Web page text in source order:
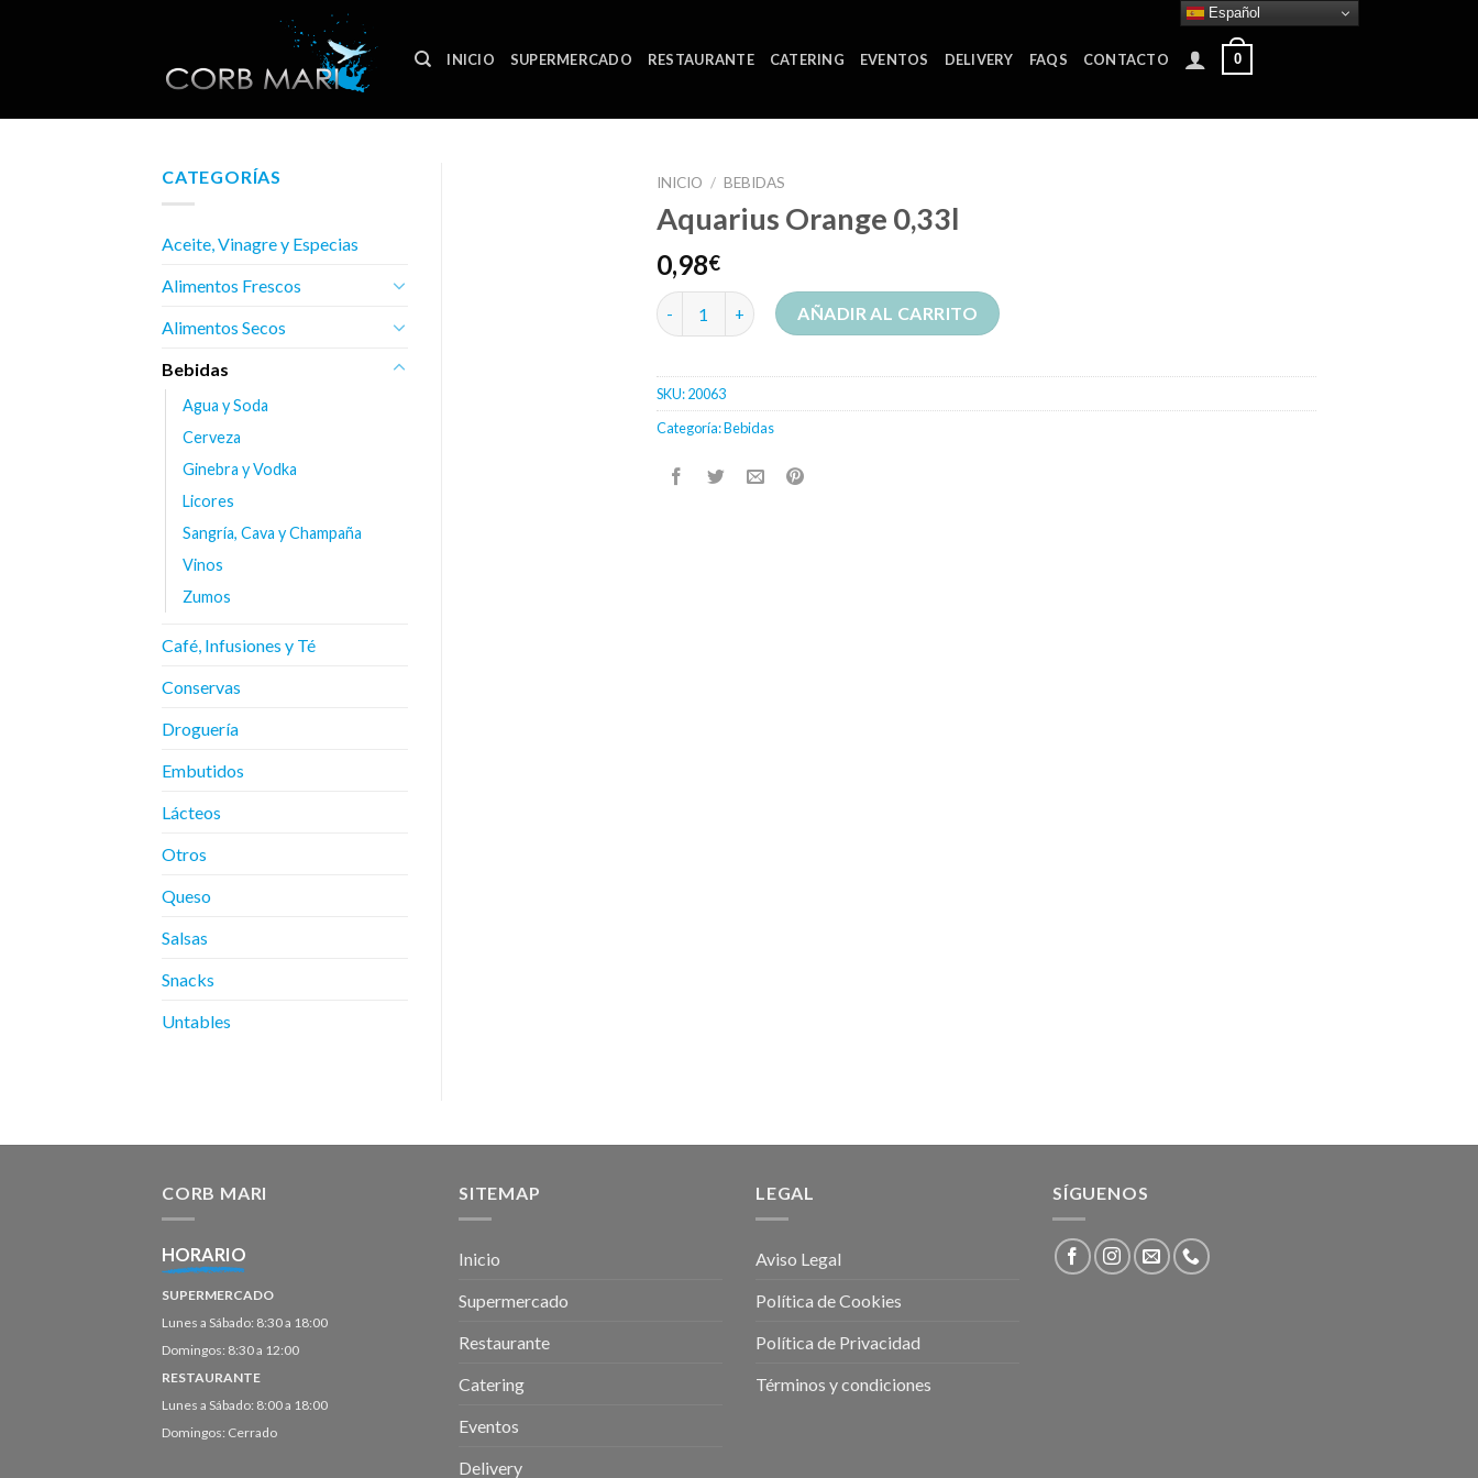
INICIO SUPERMERCADO RESTAURANTE CATERING EVENTOS DELIVERY FAQS CONTACTO 0
INICIO / BEBIDAS
Aquarius Orange 0,33l
0,98€
Aquarius Orange 0,33l cantidadAÑADIR AL CARRITO
SKU:20063
Categoría:Bebidas
CATEGORÍAS
Aceite, Vinagre y Especias
Alimentos Frescos
Alimentos Secos
Bebidas
Agua y Soda
Cerveza
Ginebra y Vodka
Licores
Sangría, Cava y Champaña
Vinos
Zumos
Café, Infusiones y Té
Conservas
Droguería
Embutidos
Lácteos
Otros
Queso
Salsas
Snacks
Untables
CORB MARI
HORARIO
SUPERMERCADO
Lunes a Sábado: 8:30 a 18:00
Domingos: 8:30 a 12:00
RESTAURANTE
Lunes a Sábado: 8:00 a 18:00
Domingos: Cerrado
SITEMAP
Inicio
Supermercado
Restaurante
Catering
Eventos
Delivery
LEGAL
Aviso Legal
Política de Cookies
Política de Privacidad
Términos y condiciones
SÍGUENOS
Español